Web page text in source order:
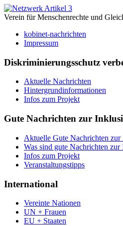
Verein für Menschenrechte und
kobinet-nachrichten
Impressum
Diskriminierungsschutz
Aktuelle Nachrichten
Hintergrundinformationen
Infos zum Projekt
Gute Nachrichten zur
Aktuelle Gute Nachrichten zur
Was sind gute Nachrichten zur
Infos zum Projekt
Veranstaltungstipps
International
Vereinte Nationen
UN + Frauen
EU + Staaten